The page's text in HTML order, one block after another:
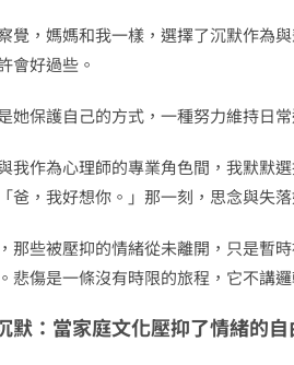
覺，媽媽和我一樣，選擇了沉默作為
會好過些。
她保護自己的方式，一種努力維持日
我作為心理師的專業角色間，我默默
爸，我好想你。」那一刻，思念與失
那些被壓抑的情緒從未離開，只是暫
悲傷是一條沒有時限的旅程，它不講
默：當家庭文化壓抑了情緒的自